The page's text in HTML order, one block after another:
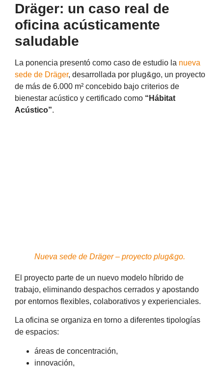
Dräger: un caso real de
oficina acústicamente
saludable
La ponencia presentó como caso de estudio la nueva
sede de Dräger, desarrollada por plug&go, un proyecto
de más de 6.000 m² concebido bajo criterios de
bienestar acústico y certificado como “Hábitat
Acústico”.
Nueva sede de Dräger – proyecto plug&go.
El proyecto parte de un nuevo modelo híbrido de
trabajo, eliminando despachos cerrados y apostando
por entornos flexibles, colaborativos y experienciales.
La oficina se organiza en torno a diferentes tipologías
de espacios:
áreas de concentración,
innovación,